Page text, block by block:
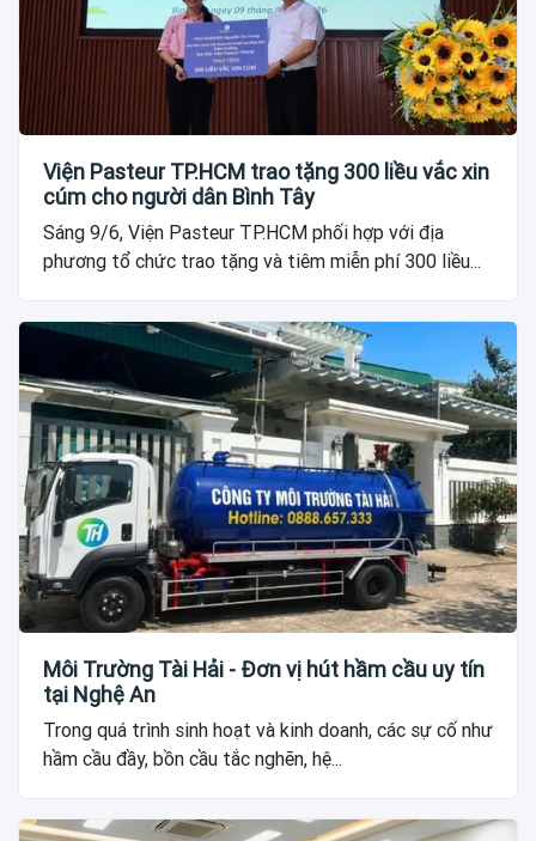
Viện Pasteur TP.HCM trao tặng 300 liều vắc xin
cúm cho người dân Bình Tây
Sáng 9/6, Viện Pasteur TP.HCM phối hợp với địa
phương tổ chức trao tặng và tiêm miễn phí 300 liều...
Môi Trường Tài Hải - Đơn vị hút hầm cầu uy tín
tại Nghệ An
Trong quá trình sinh hoạt và kinh doanh, các sự cố như
hầm cầu đầy, bồn cầu tắc nghẽn, hệ...